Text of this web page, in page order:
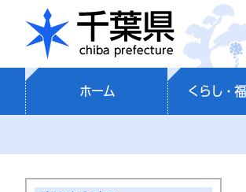
千葉県
ホーム くらし・